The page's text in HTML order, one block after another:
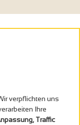
verpflichten uns
Ihre
Traffic